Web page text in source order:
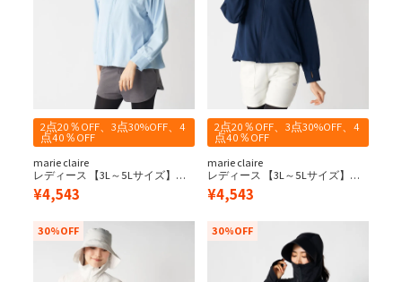
2点20％OFF、3点30%OFF、4
点40％OFF
marie claire
レディース 【3L～5Lサイズ】帽
子付きUVパーカー
¥4,543
2点20％OFF、3点30%OFF、4
点40％OFF
marie claire
レディース 【3L～5Lサイズ】帽
子付きUVパーカー
¥4,543
30%OFF 30%OFF